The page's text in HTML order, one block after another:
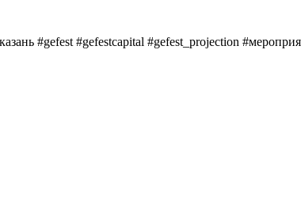
#gefest #gefestcapital #gefest_projection